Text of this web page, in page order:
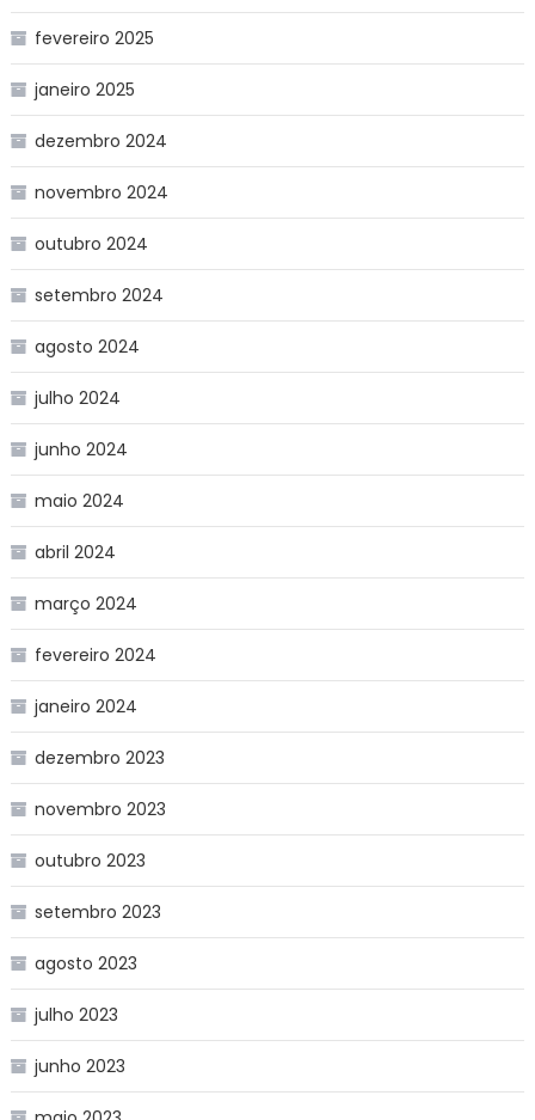
fevereiro 2025
janeiro 2025
dezembro 2024
novembro 2024
outubro 2024
setembro 2024
agosto 2024
julho 2024
junho 2024
maio 2024
abril 2024
março 2024
fevereiro 2024
janeiro 2024
dezembro 2023
novembro 2023
outubro 2023
setembro 2023
agosto 2023
julho 2023
junho 2023